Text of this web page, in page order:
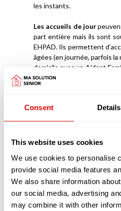
Consent Details
This website uses cookies
We use cookies to personalise
provide social media features
We also share information
our social media, advertising
may combine it with other
les instants.
Les accueils de jour
part entière mais ils sont
EHPAD. Ils permettent
âgées (en journée, parfois
domicile avec un Aidant
afin qu’elles puissent rester
Ces structures ont aussi
forces et d’être mieux
Découvrezcomment intégrer
Les pathologies liées au
en charge dans les EHPAD
Les pathologies liées au
nombreuses. Elles sont
l’espérance de vie mais